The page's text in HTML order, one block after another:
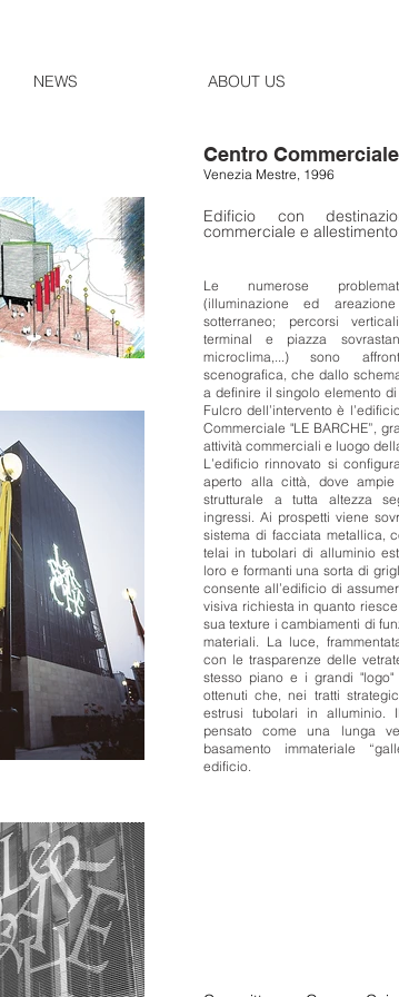
Venezia Mestre, 1996
Edificio con
commerciale e
Le numerose
(illuminazione ed
sotterraneo; percorsi
terminal e piazza
microclima,...) sono
scenografica, che dallo
a definire il singolo elemento
Fulcro dell’intervento è
Commerciale "LE BARCHE”,
attività commerciali e luogo
L’edificio rinnovato si
aperto alla città, dove
strutturale a tutta altezza
ingressi. Ai prospetti viene
sistema di facciata metallica,
telai in tubolari di alluminio
loro e formanti una sorta di
consente all’edificio di
visiva richiesta in quanto
sua texture i cambiamenti di
materiali. La luce,
con le trasparenze delle
stesso piano e i grandi "logo"
ottenuti che, nei tratti
estrusi tubolari in alluminio.
pensato come una lunga
basamento immateriale
edificio.
Centro
NEWS ABOUT US